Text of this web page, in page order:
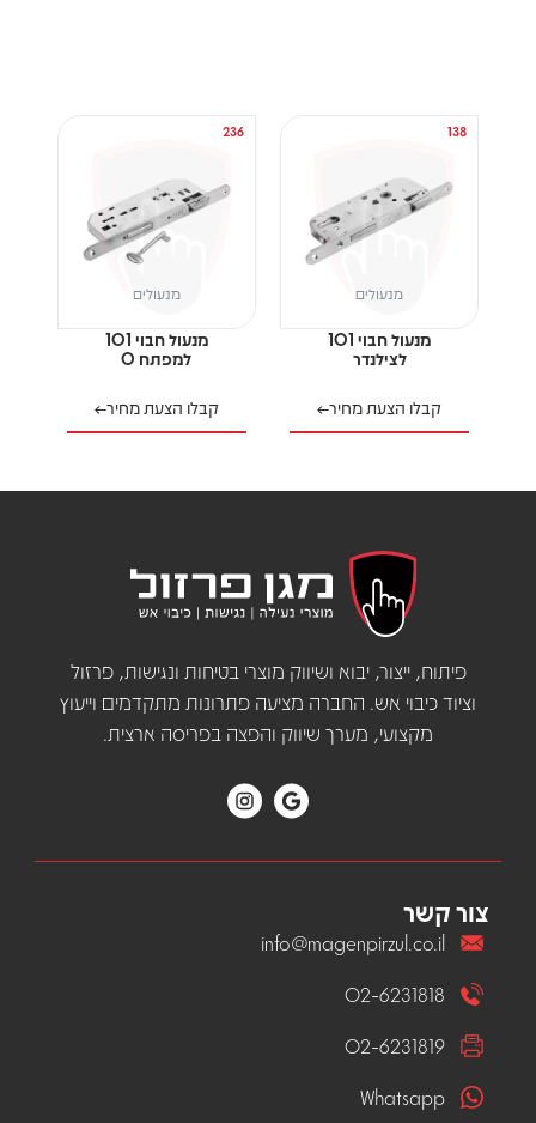
138
מנעולים
מנעול חבוי 101
לצילנדר
קבלו הצעת מחיר
236
מנעולים
מנעול חבוי 101
למפתח 0
קבלו הצעת מחיר
פיתוח, ייצור, יבוא ושיווק מוצרי בטיחות ונגישות, פרזול
וציוד כיבוי אש. החברה מציעה פתרונות מתקדמים וייעוץ
מקצועי, מערך שיווק והפצה בפריסה ארצית.
צור קשר
info@magenpirzul.co.il
02-6231818
02-6231819
Whatsapp